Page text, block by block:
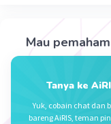
Mau
Tanya ke
Yuk, cobain chat dan
bareng AiRIS, teman